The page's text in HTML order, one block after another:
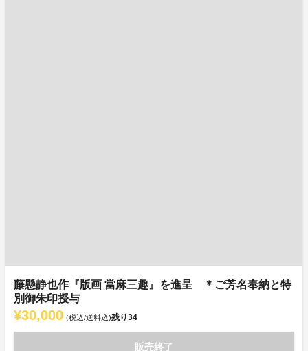
藤懸静也作『版画 當麻三趣』を進呈 ＊ご芳名奉納と特
別御朱印授与
¥30,000 (税込/送料込)残り34
販売終了